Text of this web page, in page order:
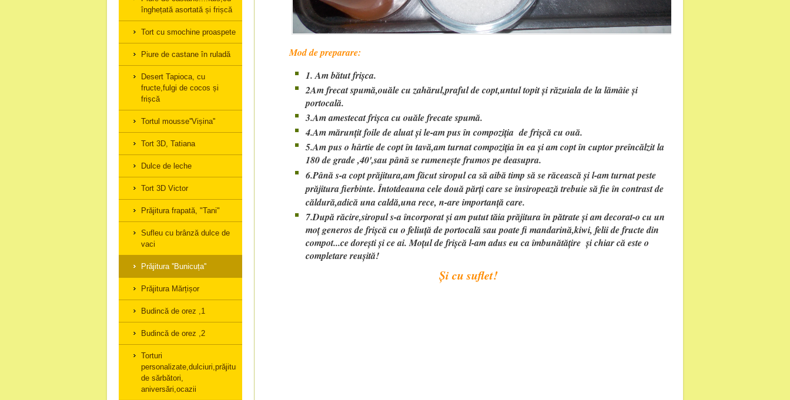
Mod de preparare:
1. Am bătut frișca.
2Am frecat spumă,ouăle cu zahărul,praful de copt,untul topit și răzuiala de la lămâie și
portocală.
3.Am amestecat frișca cu ouăle frecate spumă.
4.Am mărunțit foile de aluat și le-am pus în compoziția de frișcă cu ouă.
5.Am pus o hârtie de copt în tavă,am turnat compoziția în ea și am copt în cuptor preîncălzit la
180 de grade ,40',sau până se rumenește frumos pe deasupra.
6.Până s-a copt prăjitura,am făcut siropul ca să aibă timp să se răcească și l-am turnat peste
prăjitura fierbinte. Întotdeauna cele două părți care se însiropează trebuie să fie în contrast de
căldură,adică una caldă,una rece, n-are importanță care.
7.După răcire,siropul s-a încorporat și am putut tăia prăjitura în pătrate și am decorat-o cu un
moț generos de frișcă cu o feliuță de portocală sau poate fi mandarină,kiwi, felii de fructe din
compot...ce dorești și ce ai. Moțul de frișcă l-am adus eu ca îmbunătățire și chiar că este o
completare reușită!
Și cu suflet!
înghețată asortată și frișcă
Tort cu smochine proaspete
Piure de castane în ruladă
Desert Tapioca, cu
fructe,fulgi de cocos și
frișcă
Tortul mousse''Vișina''
Tort 3D, Tatiana
Dulce de leche
Tort 3D Victor
Prăjitura frapată, "Tani"
Sufleu cu brânză dulce de
vaci
Prăjitura ''Bunicuța''
Prăjitura Mărțișor
Budincă de orez ,1
Budincă de orez ,2
Torturi
personalizate,dulciuri,prăjituri
de sărbători,
aniversări,ocazii